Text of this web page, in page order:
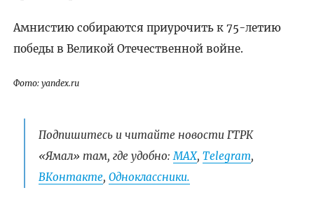
Амнистию собираются приурочить к 75-летию
победы в Великой Отечественной войне.
Фото: yandex.ru
Подпишитесь и читайте новости ГТРК
«Ямал» там, где удобно:МАХ, Telegram,
ВКонтакте, Одноклассники.